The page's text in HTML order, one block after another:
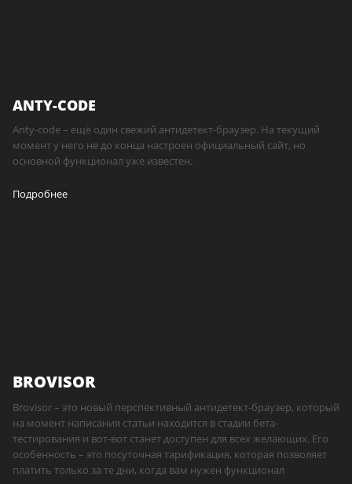
ANTY-CODE
Anty-code – ещё один свежий антидетект-браузер. На текущий
момент у него не до конца настроен официальный сайт, но
основной функционал уже известен.
Подробнее
BROVISOR
Brovisor – это новый перспективный антидетект-браузер, который
на момент написания статьи находится в стадии бета-
тестирования и вот-вот станет доступен для всех желающих. Его
особенность – это посуточная тарификация, которая позволяет
платить только за те дни, когда вам нужен функционал